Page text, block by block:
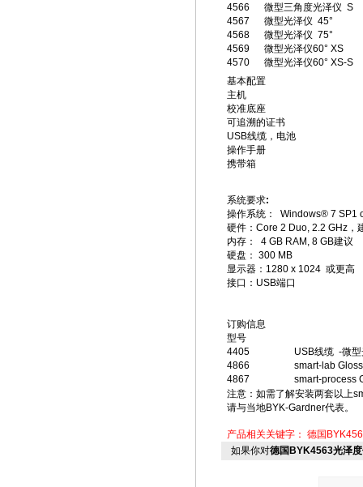
4566
微型三角度光泽仪 S
4567
微型光泽仪 45°
4568
微型光泽仪 75°
4569
微型光泽仪60° XS
4570
微型光泽仪60° XS-S
基本配置
主机
校准底座
可追溯的证书
USB线缆，电池
操作手册
携带箱
系统要求:
操作系统： Windows® 7 SP1
硬件：Core 2 Duo, 2.2 GHz，
内存： 4 GB RAM, 8 GB建议
硬盘： 300 MB
显示器：1280 x 1024 或更高
接口：USB端口
订购信息
型号
4405
USB线缆 -微
4866
smart-lab
4867
smart-process
注意：如需了解安装两套以上
请与当地BYK-Gardner代表。
产品相关关键字： 德国
如果你对德国BYK4563光泽